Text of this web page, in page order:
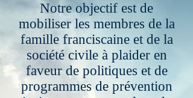
Notre objectif est de
mobiliser les membres de la
famille franciscaine et de la
société civile à plaider en
faveur de politiques et de
programmes de prévention